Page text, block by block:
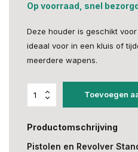
Op voorraad, snel
Deze houder is geschikt
ideaal voor in een kluis of
meerdere wapens.
Toevoegen
Productomschrijving
Pistolen en Revolver